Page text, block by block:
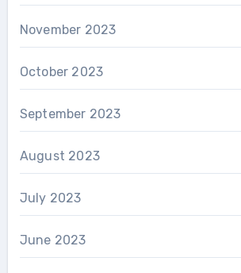
November 2023
October 2023
September 2023
August 2023
July 2023
June 2023